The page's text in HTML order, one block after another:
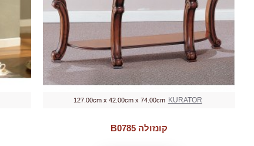
KURATOR
127.00cm x 42.00cm x 74.00cm
קונזולה B0785